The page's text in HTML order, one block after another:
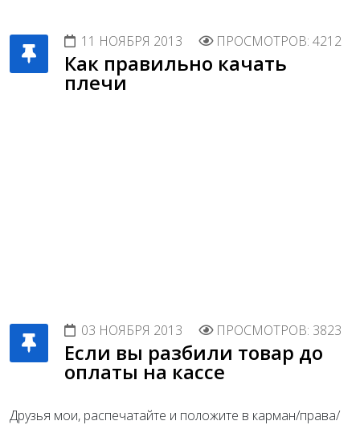
11 НОЯБРЯ 2013 ПРОСМОТРОВ: 4212
Как правильно качать
плечи
03 НОЯБРЯ 2013 ПРОСМОТРОВ: 3823
Если вы разбили товар до
оплаты на кассе
Друзья мои, распечатайте и положите в карман/права/